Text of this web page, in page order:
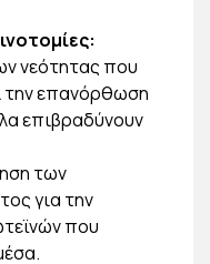
νεότητας που
την επανόρθωση
επιβραδύνουν
των
για την
που